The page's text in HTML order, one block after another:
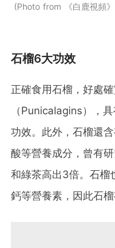
Photo from 《白鹿視頻
石榴6大功效
正確食用石榴，好處
（Punicalagins），
功效。此外，石榴還
酸等營養成分，曾有
和綠茶高出3倍。石榴
鈣等營養素，因此石